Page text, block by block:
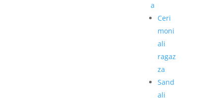
a
Ceri
moni
ali
ragaz
za
Sand
ali